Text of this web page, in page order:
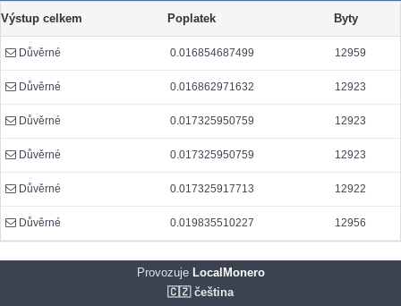
Výstup celkem Poplatek Byty
Důvěrné 0.016854687499 12959
Důvěrné 0.016862971632 12923
Důvěrné 0.017325950759 12923
Důvěrné 0.017325950759 12923
Důvěrné 0.017325917713 12922
Důvěrné 0.019835510227 12956
ProvozujeLocalMonero
🇨🇿 čeština